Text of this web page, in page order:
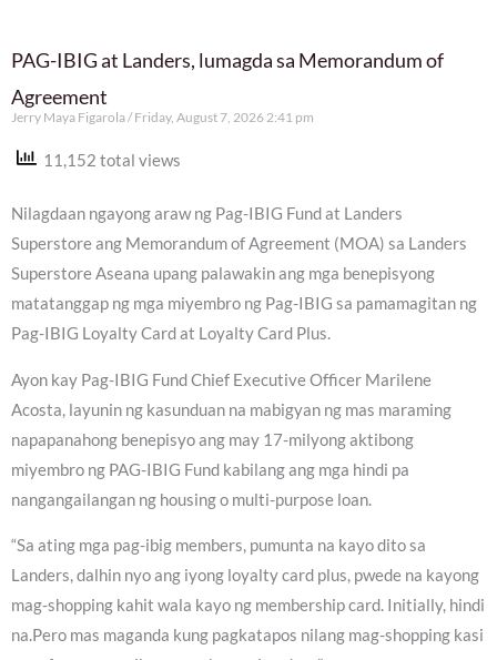
PAG-IBIG at Landers, lumagda sa Memorandum of
Agreement
Jerry Maya Figarola Friday, August 7, 2026 2:41 pm
11,152 total views
Nilagdaan ngayong araw ng Pag-IBIG Fund at Landers
Superstore ang Memorandum of Agreement (MOA) sa Landers
Superstore Aseana upang palawakin ang mga benepisyong
matatanggap ng mga miyembro ng Pag-IBIG sa pamamagitan ng
Pag-IBIG Loyalty Card at Loyalty Card Plus.
Ayon kay Pag-IBIG Fund Chief Executive Officer Marilene
Acosta, layunin ng kasunduan na mabigyan ng mas maraming
napapanahong benepisyo ang may 17-milyong aktibong
miyembro ng PAG-IBIG Fund kabilang ang mga hindi pa
nangangailangan ng housing o multi-purpose loan.
“Sa ating mga pag-ibig members, pumunta na kayo dito sa
Landers, dalhin nyo ang iyong loyalty card plus, pwede na kayong
mag-shopping kahit wala kayo ng membership card. Initially, hindi
na.Pero mas maganda kung pagkatapos nilang mag-shopping kasi